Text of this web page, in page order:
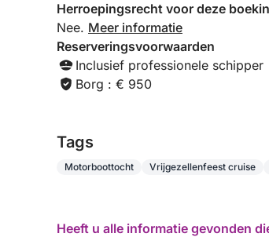
Herroepingsrecht voor deze
Nee. Meer informatie
Reserveringsvoorwaarden
Inclusief professionele schipper
Borg : € 950
Tags
Motorboottocht Vrijgezellenfeest cruise
Heeft u alle informatie gevonden